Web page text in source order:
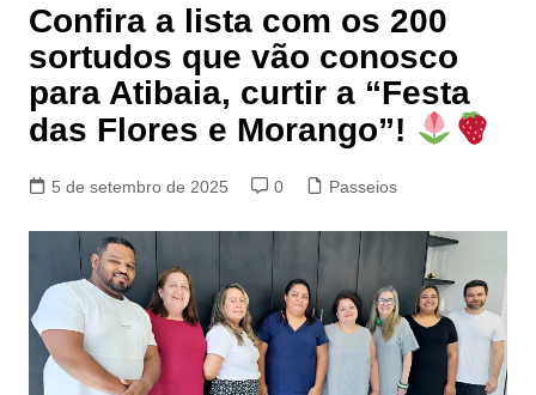
Confira a lista com os 200
sortudos que vão conosco
para Atibaia, curtir a “Festa
das Flores e Morango”!
5 de setembro de 2025 0 Passeios